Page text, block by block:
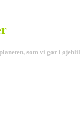
som vi gør i